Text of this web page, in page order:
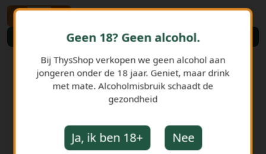
-
Bestellen
Geen 18? Geen alcohol.
Bij ThysShop verkopen we geen alcohol aan
jongeren onder de 18 jaar. Geniet, maar drink
met mate. Alcoholmisbruik schaadt de
gezondheid
Ja, ik ben 18+ Nee